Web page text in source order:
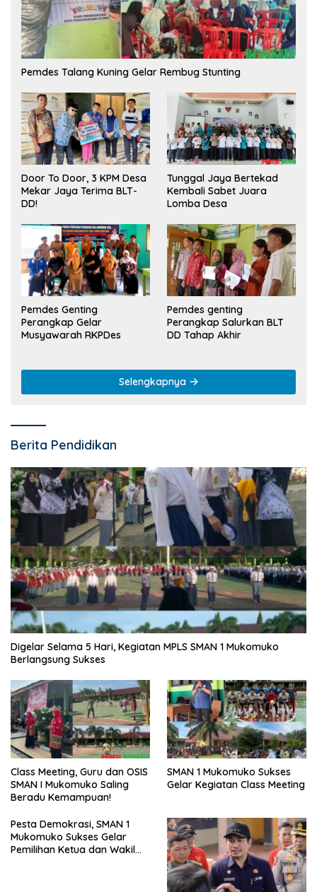
Pemdes Talang Kuning Gelar Rembug Stunting
Door To Door, 3 KPM Desa
Mekar Jaya Terima BLT-
DD!
Tunggal Jaya Bertekad
Kembali Sabet Juara
Lomba Desa
Pemdes Genting
Perangkap Gelar
Musyawarah RKPDes
Pemdes genting
Perangkap Salurkan BLT
DD Tahap Akhir
Selengkapnya
Berita Pendidikan
Digelar Selama 5 Hari, Kegiatan MPLS SMAN 1 Mukomuko
Berlangsung Sukses
Class Meeting, Guru dan OSIS
SMAN I Mukomuko Saling
Beradu Kemampuan!
SMAN 1 Mukomuko Sukses
Gelar Kegiatan Class Meeting
Pesta Demokrasi, SMAN 1
Mukomuko Sukses Gelar
Pemilihan Ketua dan Wakil